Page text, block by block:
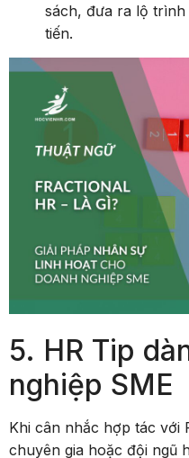
sách, đưa ra lộ trình
tiến.
5. HR Tip
nghiệp SME
Khi cân nhắc hợp tác với
chuyên gia hoặc đội ngũ